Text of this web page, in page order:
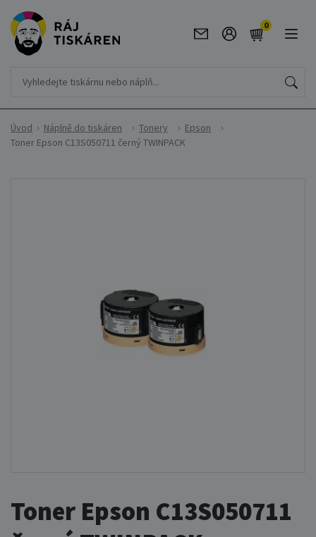
0
Úvod Náplně do tiskáren Tonery
Epson
Toner Epson C13S050711 černý TWINPACK
Toner Epson C13S050711